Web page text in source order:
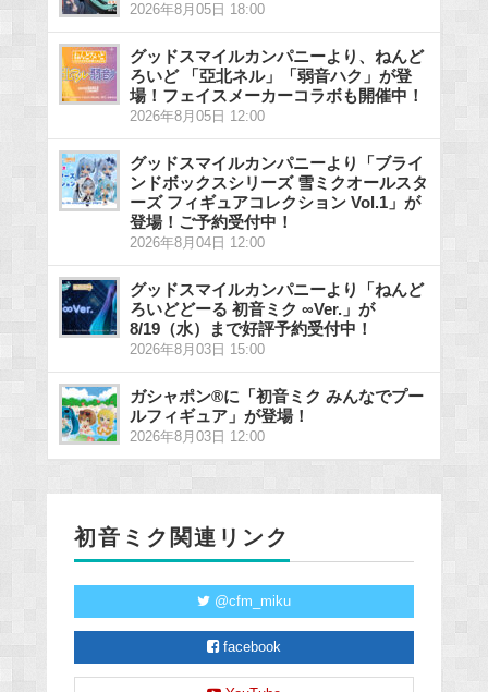
2026年8月05日 18:00
グッドスマイルカンパニーより、ねんど
ろいど 「亞北ネル」「弱音ハク」が登
場！フェイスメーカーコラボも開催中！
2026年8月05日 12:00
グッドスマイルカンパニーより「ブライ
ンドボックスシリーズ 雪ミクオールスタ
ーズ フィギュアコレクション Vol.1」が
登場！ご予約受付中！
2026年8月04日 12:00
グッドスマイルカンパニーより「ねんど
ろいどどーる 初音ミク ∞Ver.」が
8/19（水）まで好評予約受付中！
2026年8月03日 15:00
ガシャポン®に「初音ミク みんなでプー
ルフィギュア」が登場！
2026年8月03日 12:00
初音ミク関連リンク
@cfm_miku
facebook